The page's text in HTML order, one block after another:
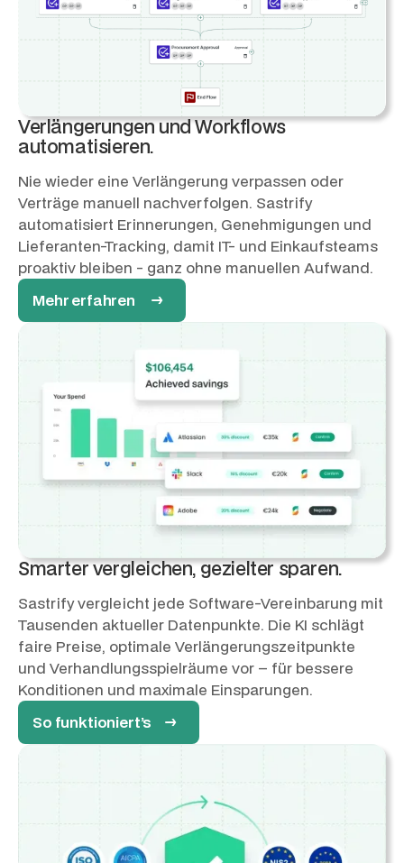
Verlängerungen und Workflows
automatisieren.
Nie wieder eine Verlängerung verpassen oder
Verträge manuell nachverfolgen. Sastrify
automatisiert Erinnerungen, Genehmigungen und
Lieferanten-Tracking, damit IT- und Einkaufsteams
proaktiv bleiben - ganz ohne manuellen Aufwand.
Mehr erfahren →
Smarter vergleichen, gezielter sparen.
Sastrify vergleicht jede Software-Vereinbarung mit
Tausenden aktueller Datenpunkte. Die KI schlägt
faire Preise, optimale Verlängerungszeitpunkte
und Verhandlungsspielräume vor – für bessere
Konditionen und maximale Einsparungen.
So funktioniert’s →